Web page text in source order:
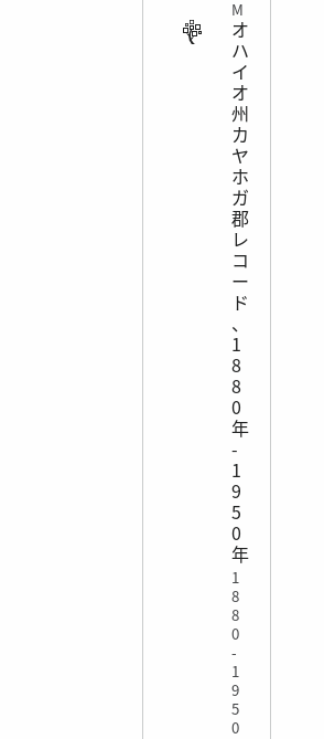
オ
ハ
イ
オ
州
カ
ヤ
ホ
ガ
郡
レ
コ
ー
ド
、
1
8
8
0
年
-
1
9
5
0
年
1
8
8
0
-
1
9
5
0